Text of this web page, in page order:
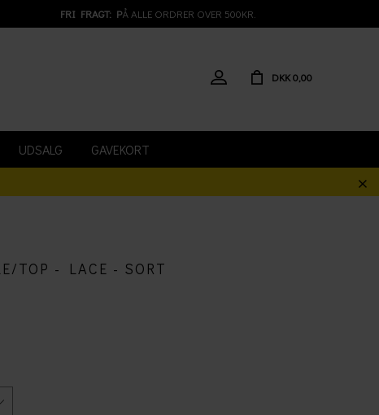
FRI FRAGT: PÅ ALLE ORDRER OVER 500KR.
DKK 0,00
UDSALG GAVEKORT
TOP - LACE - SORT